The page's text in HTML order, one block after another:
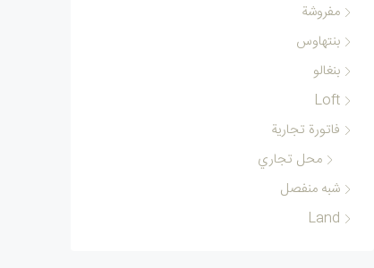
مفروشة
بنتهاوس
بنغالو
Loft
فاتورة تجارية
محل تجاري
شبه منفصل
Land